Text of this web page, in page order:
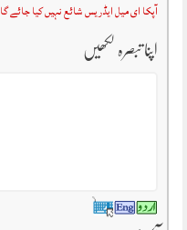
آپکا ای میل ایڈریس شائع نہیں کیا جائے گا
اپنا تبصرہ لکھیں